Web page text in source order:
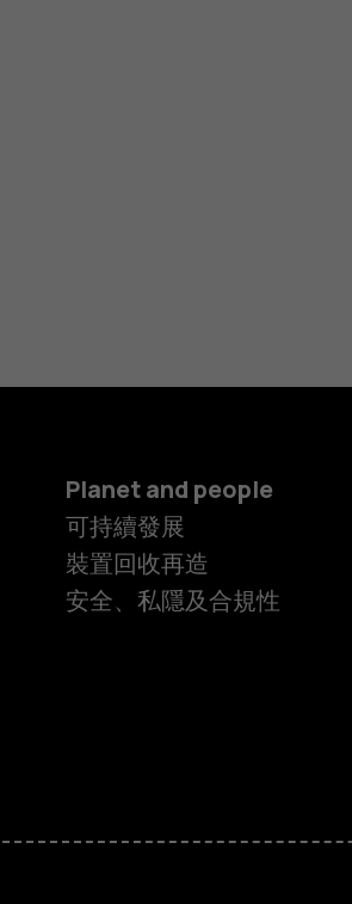
型手機
Planet and people
可持續發展
裝置回收再造
安全、私隱及合規性